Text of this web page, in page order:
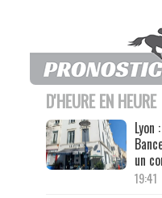
D'HEURE EN HEURE
un
19:41